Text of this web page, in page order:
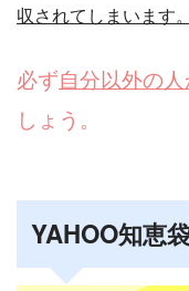
収されてしまいます。
必ず自分以外の
しょう。
YAHOO知恵